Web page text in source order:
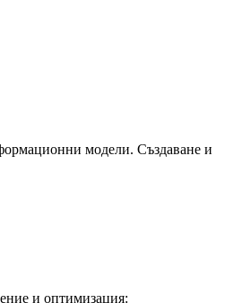
модели. Създаване и
и оптимизация: